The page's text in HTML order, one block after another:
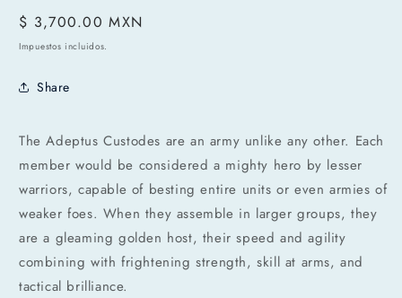
Precio
habitual
$ 3,700.00 MXN
Impuestos incluidos.
Share
The Adeptus Custodes are an army unlike any other. Each
member would be considered a mighty hero by lesser
warriors, capable of besting entire units or even armies of
weaker foes. When they assemble in larger groups, they
are a gleaming golden host, their speed and agility
combining with frightening strength, skill at arms, and
tactical brilliance.